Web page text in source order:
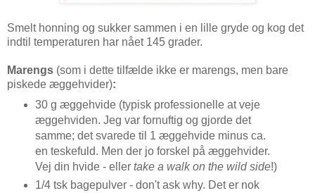
Smelt honning og sukker sammen i en lille gryde og kog det
indtil temperaturen har nået 145 grader.
Marengs (som i dette tilfælde ikke er marengs, men bare
piskede æggehvider):
30 g æggehvide (typisk professionelle at veje
æggehviden. Jeg var fornuftig og gjorde det
samme; det svarede til 1 æggehvide minus ca.
en teskefuld. Men der jo forskel på æggehvider.
Vej din hvide - eller take a walk on the wild side!)
1/4 tsk bagepulver - don't ask why. Det er nok